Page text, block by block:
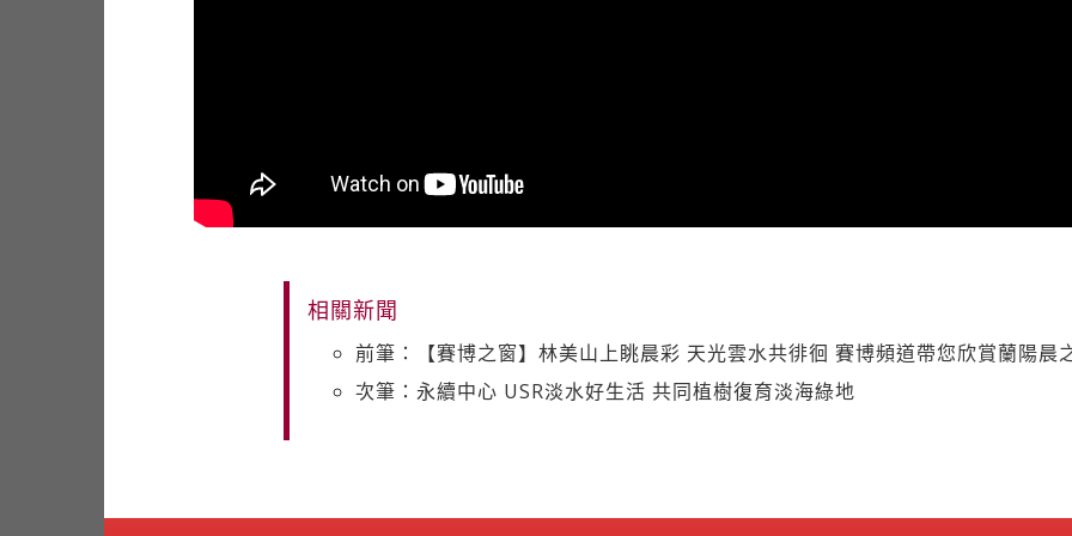
相關新聞
前筆：【賽博之窗】林美山上眺晨彩 天光雲水共徘徊 賽博頻道帶您欣賞蘭陽晨
次筆：永續中心 USR淡水好生活 共同植樹復育淡海綠地